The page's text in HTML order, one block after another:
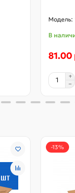
В
81.00
-13%